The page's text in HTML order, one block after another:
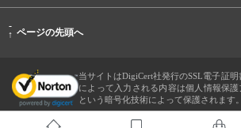
-
↑ ページの先頭へ
当サイトはDigiCert社発行のSSL電子証
によって入力される内容は個人情報保
という暗号化技術によって保護されます。